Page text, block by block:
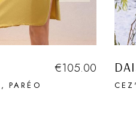
PARÉO
€105.00